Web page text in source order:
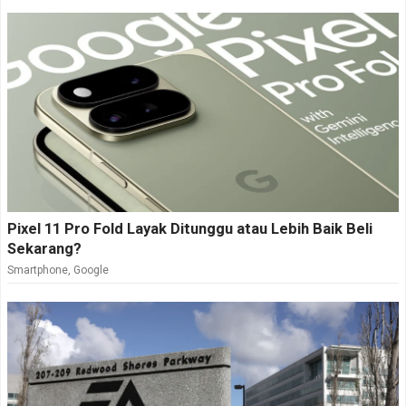
defensif untuk menjaga dominasi jangka panjang.
Dampaknya ke Indonesia: Jangan Terlalu
Bergantung
Situasi ini juga relevan bagi Indonesia.Sebagai
negara yang sedang mendorong transisi energi
bersih, Indonesia masih sangat bergantung pada
impor komponen panel surya yang mayoritas berasal
dari China.
Padahal, pemerintah menargetkan peningkatan
kapasitas energi terbarukan, termasuk PLTS, sebagai
bagian dari komitmen pengurangan emisi. Kondisi
global ini menjadi pengingat penting bahwa rantai
pasok energi tidak sepenuhnya netral, geopolitik bisa
Pixel 11 Pro Fold Layak Ditunggu atau Lebih Baik Beli
Sekarang?
Smartphone Google